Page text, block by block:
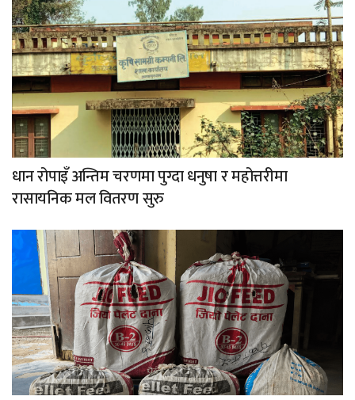
धान रोपाइँ अन्तिम चरणमा पुग्दा धनुषा र महोत्तरीमा
रासायनिक मल वितरण सुरु